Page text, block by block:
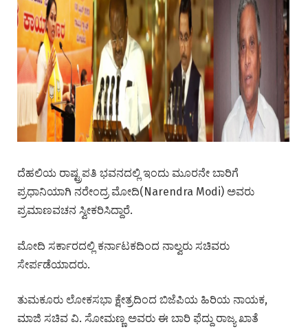
ದೆಹಲಿಯ ರಾಷ್ಟ್ರಪತಿ ಭವನದಲ್ಲಿ ಇಂದು ಮೂರನೇ ಬಾರಿಗೆ
ಪ್ರಧಾನಿಯಾಗಿ ನರೇಂದ್ರ ಮೋದಿ(Narendra Modi) ಅವರು
ಪ್ರಮಾಣವಚನ ಸ್ವೀಕರಿಸಿದ್ದಾರೆ.
ಮೋದಿ ಸರ್ಕಾರದಲ್ಲಿ ಕರ್ನಾಟಕದಿಂದ ನಾಲ್ವರು ಸಚಿವರು
ಸೇರ್ಪಡೆಯಾದರು.
ತುಮಕೂರು ಲೋಕಸಭಾ ಕ್ಷೇತ್ರದಿಂದ ಬಿಜೆಪಿಯ ಹಿರಿಯ ನಾಯಕ,
ಮಾಜಿ ಸಚಿವ ವಿ. ಸೋಮಣ್ಣ ಅವರು ಈ ಬಾರಿ ಫೆದ್ದು ರಾಜ್ಯ ಖಾತೆ